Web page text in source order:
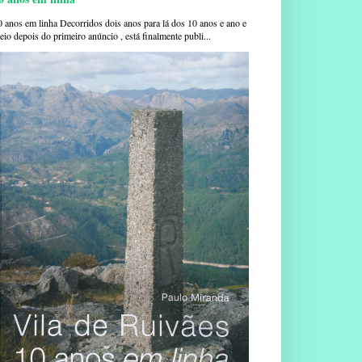
anos em linha Decorridos dois anos para lá dos 10 anos e ano e
depois do primeiro anúncio , está finalmente publi...